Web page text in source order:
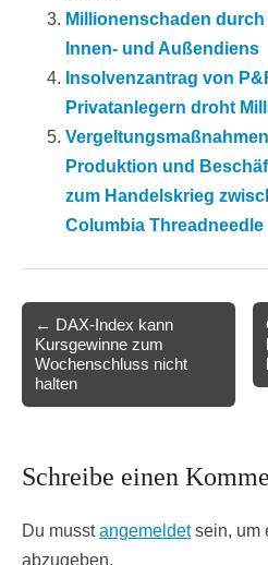
Millionenschaden
Innen- und Außendiens
Insolvenzantrag von
Privatanlegern droht
Produktion und
zum Handelskrieg
Columbia Threadneedle
navigation
← DAX-Index kann
Kursgewinne zum
Wochenschluss nicht
halten
Schreibe einen
Du musstangemeldetsein, um
abzugeben.